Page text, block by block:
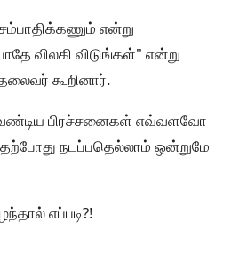
என்று
விலகி விடுங்கள்" என்று
கூறினார்.
பிரச்சனைகள் எவ்வளவோ
நடப்பதெல்லாம் ஒன்றுமே
எப்படி?!